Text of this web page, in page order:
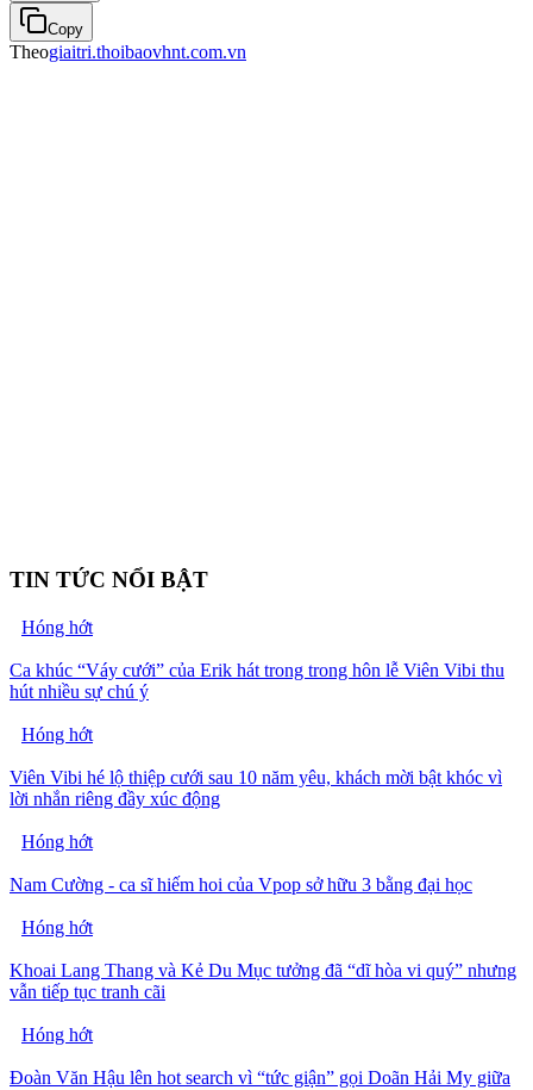
Copy
Theogiaitri.thoibaovhnt.com.vn
TIN TỨC NỔI BẬT
Hóng hớt
Ca khúc “Váy cưới” của Erik hát trong trong hôn lễ Viên Vibi thu
hút nhiều sự chú ý
Hóng hớt
Viên Vibi hé lộ thiệp cưới sau 10 năm yêu, khách mời bật khóc vì
lời nhắn riêng đầy xúc động
Hóng hớt
Nam Cường - ca sĩ hiếm hoi của Vpop sở hữu 3 bằng đại học
Hóng hớt
Khoai Lang Thang và Kẻ Du Mục tưởng đã “dĩ hòa vi quý” nhưng
vẫn tiếp tục tranh cãi
Hóng hớt
Đoàn Văn Hậu lên hot search vì “tức giận” gọi Doãn Hải My giữa